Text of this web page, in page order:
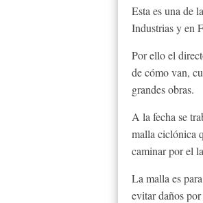
Esta es una de
Industrias y en
Por ello el
de cómo van,
grandes obras.
A la fecha se
malla ciclónica
caminar por el
La malla es
evitar daños